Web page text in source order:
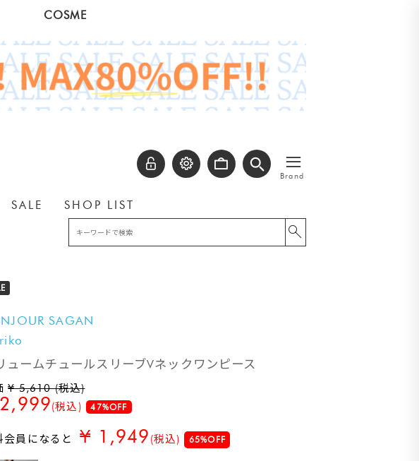
COSME
≡
Brand
SALE SHOP LIST
SAGAN
ュームチュールスリーブVネックワンピース
¥ 5,610 (税込)
(税込) 47%OFF
会員になると¥ 1,949 (税込) 65%OFF